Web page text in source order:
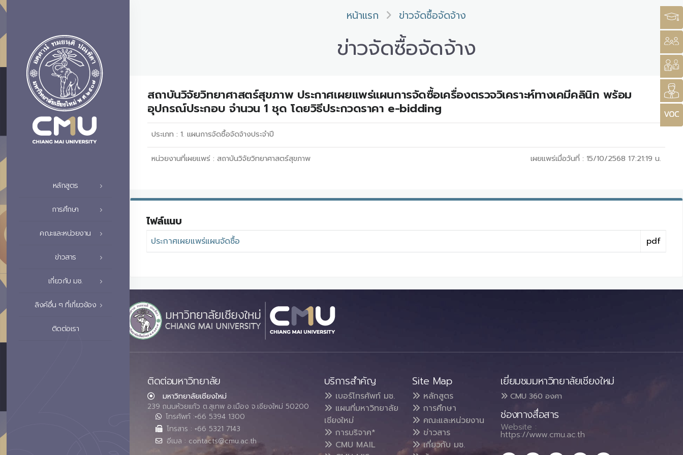
หลักสูตร
การศึกษา
คณะและหน่วยงาน
ข่าวสาร
เกี่ยวกับ มช.
ลิงค์อื่น ๆ ที่เกี่ยวข้อง
ติดต่อเรา
หน้าแรก ข่าวจัดซื้อจัดจ้าง
ข่าวจัดซื้อจัดจ้าง
สถาบันวิจัยวิทยาศาสตร์สุขภาพ ประกาศเผยแพร่แผนการจัดซื้อเครื่องตรวจวิเคราะห์ทางเคมีคลินิก พร้อม
อุปกรณ์ประกอบ จำนวน 1 ชุด โดยวิธีประกวดราคา e-bidding
ประเภท : 1. แผนการจัดซื้อจัดจ้างประจำปี
หน่วยงานที่เผยแพร่ : สถาบันวิจัยวิทยาศาสตร์สุขภาพ เผยแพร่เมื่อวันที่ : 15/10/2568 17:21:19 น.
ไฟล์แนบ
ประกาศเผยแพร่แผนจัดซื้อ pdf
ติดต่อมหาวิทยาลัย
มหาวิทยาลัยเชียงใหม่
239 ถนนห้วยแก้ว ต.สุเทพ อ.เมือง จ.เชียงใหม่ 50200
โทรศัพท์ :+66 5394 1300
โทรสาร : +66 5321 7143
อีเมล : contacts@cmu.ac.th
บริการสำคัญ
เบอร์โทรศัพท์ มช.
แผนที่มหาวิทยาลัย
เชียงใหม่
การบริจาค*
CMU MAIL
Site Map
หลักสูตร
การศึกษา
คณะและหน่วยงาน
ข่าวสาร
เกี่ยวกับ มช.
เยี่ยมชมมหาวิทยาลัยเชียงใหม่
CMU 360 องศา
ช่องทางสื่อสาร
Website :
https://www.cmu.ac.th